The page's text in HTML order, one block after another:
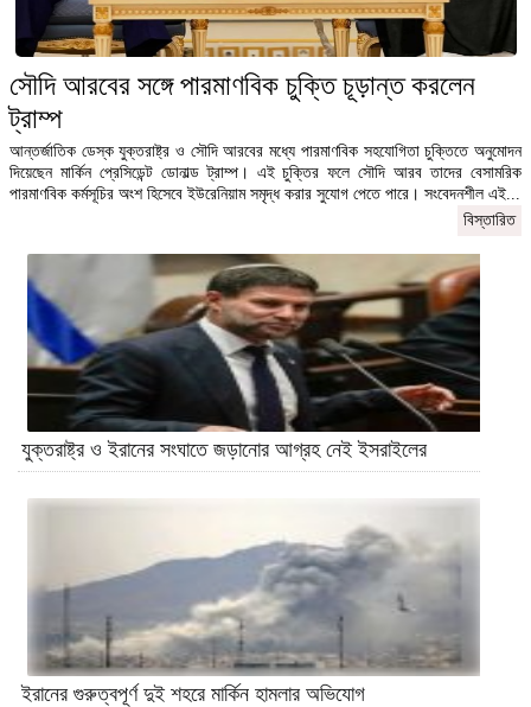
সৌদি আরবের সঙ্গে পারমাণবিক চুক্তি চূড়ান্ত করলেন
ট্রাম্প
আন্তর্জাতিক ডেস্ক যুক্তরাষ্ট্র ও সৌদি আরবের মধ্যে পারমাণবিক সহযোগিতা চুক্তিতে অনুমোদন
দিয়েছেন মার্কিন প্রেসিডেন্ট ডোনাল্ড ট্রাম্প। এই চুক্তির ফলে সৌদি আরব তাদের বেসামরিক
পারমাণবিক কর্মসূচির অংশ হিসেবে ইউরেনিয়াম সমৃদ্ধ করার সুযোগ পেতে পারে। সংবেদনশীল এই...
বিস্তারিত
যুক্তরাষ্ট্র ও ইরানের সংঘাতে জড়ানোর আগ্রহ নেই ইসরাইলের
ইরানের গুরুত্বপূর্ণ দুই শহরে মার্কিন হামলার অভিযোগ